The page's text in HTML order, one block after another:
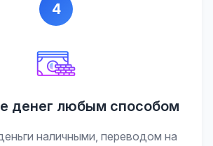
4
денег любым способом
наличными, переводом на